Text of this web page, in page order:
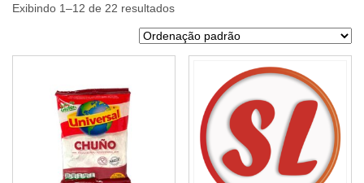
Exibindo 1–12 de 22 resultados